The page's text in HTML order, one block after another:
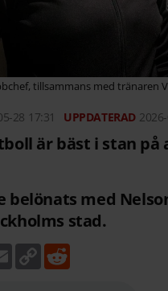
tillsammans med tränaren
28 17:31
är bäst i stan
belönats med
stad.
E
m
a
C
o
p